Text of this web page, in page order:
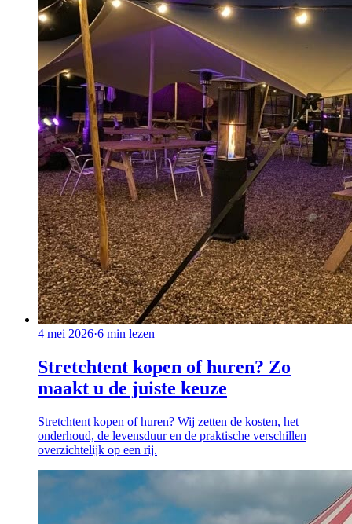
4 mei 2026·6 min lezen
Stretchtent kopen of huren? Zo
maakt u de juiste keuze
Stretchtent kopen of huren? Wij zetten de kosten, het
onderhoud, de levensduur en de praktische verschillen
overzichtelijk op een rij.